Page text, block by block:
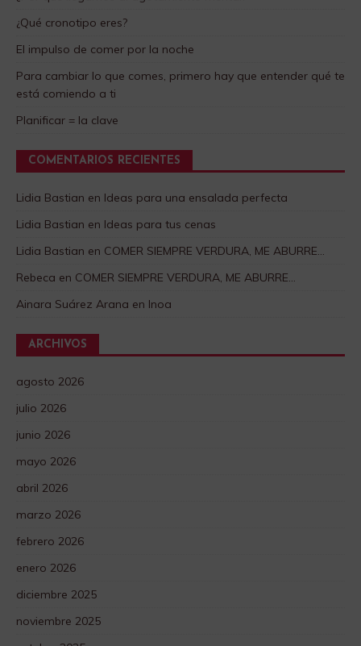
¿Qué cronotipo eres?
El impulso de comer por la noche
Para cambiar lo que comes, primero hay que entender qué te
está comiendo a ti
Planificar = la clave
COMENTARIOS RECIENTES
Lidia Bastian en Ideas para una ensalada perfecta
Lidia Bastian en Ideas para tus cenas
Lidia Bastian en COMER SIEMPRE VERDURA, ME ABURRE…
Rebeca en COMER SIEMPRE VERDURA, ME ABURRE…
Ainara Suárez Arana en Inoa
ARCHIVOS
agosto 2026
julio 2026
junio 2026
mayo 2026
abril 2026
marzo 2026
febrero 2026
enero 2026
diciembre 2025
noviembre 2025